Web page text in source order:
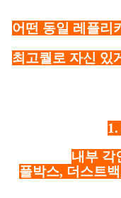
어떤 동일 레플리
최고퀄로 자신 있
내부 각
풀박스, 더스트